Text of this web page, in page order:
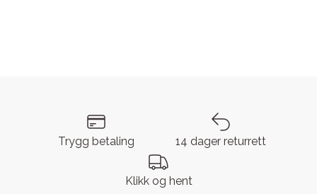
Trygg betaling 14 dager returrett
Klikk og hent